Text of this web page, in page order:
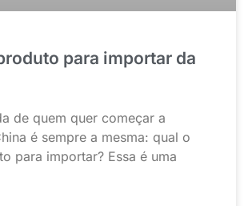
para importar da
de quem quer começar a
é sempre a mesma: qual o
para importar? Essa é uma